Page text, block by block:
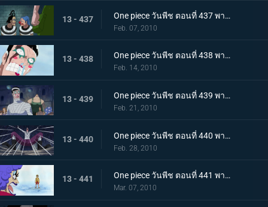
13 - 437 One piece วันพีช ตอนที่ 437 พากย์ไทย เพราะเราคือเพื่อนกัน บอนเครบุกเข้าช่วยอย่างไม่คิดชีวิต
Feb. 07, 2010
13 - 438 One piece วันพีช ตอนที่ 438 พากย์ไทย สรวงสวรรค์ในนรก อิมเพลดาวน์ชั้นที่ 5.5
Feb. 14, 2010
13 - 439 One piece วันพีช ตอนที่ 439 พากย์ไทย เริ่มการรักษาลูฟี่! ด้วยพลังปาฎิหาริย์ของคุณอีวา!
Feb. 21, 2010
13 - 440 One piece วันพีช ตอนที่ 440 พากย์ไทย จงเชื่อในปาฎิหาริย์! เสียงเชียร์จากจิตวิญญาณของบอนเคร
Feb. 28, 2010
13 - 441 One piece วันพีช ตอนที่ 441 พากย์ไทย ลูฟี่ฟื้นคืนชีพ! คุณอีวาเริ่มแผนการแหกคุก!!
Mar. 07, 2010